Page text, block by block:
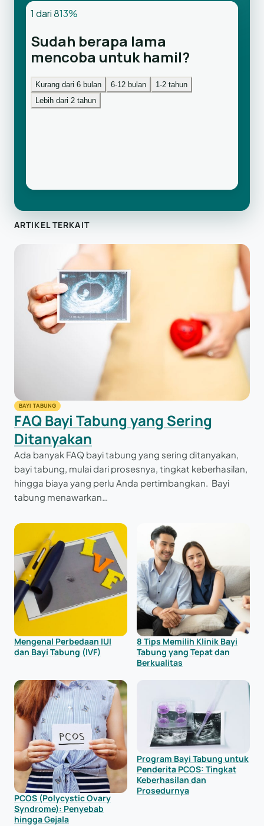
ARTIKEL TERKAIT
BAYI TABUNG
FAQ Bayi Tabung yang Sering
Ditanyakan
Ada banyak FAQ bayi tabung yang sering ditanyakan,
bayi tabung, mulai dari prosesnya, tingkat keberhasilan,
hingga biaya yang perlu Anda pertimbangkan. Bayi
tabung menawarkan…
Mengenal Perbedaan IUI
dan Bayi Tabung (IVF)
8 Tips Memilih Klinik Bayi
Tabung yang Tepat dan
Berkualitas
PCOS (Polycystic Ovary
Syndrome): Penyebab
hingga Gejala
Program Bayi Tabung untuk
Penderita PCOS: Tingkat
Keberhasilan dan
Prosedurnya